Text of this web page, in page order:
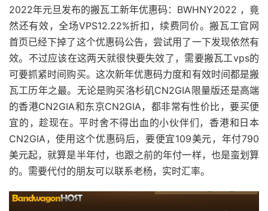
2022年元旦发布的搬瓦工新年优惠码：BWHNY2022 ，竟
然还有效，全场VPS12.22%折扣，续费同价。搬瓦工官网
首页已经下掉了这个优惠码公告，尝试用了一下发现依然有
效。不过应该在这两天就很快要失效了，需要搬瓦工vps的
可要抓紧时间购买。这次新年优惠码力度和有效时间都是搬
瓦工历年之最。无论是购买洛杉矶CN2GIA限量版还是高端
的香港CN2GIA和东京CN2GIA，都非常有性价比，要买便
宜的，趁现在。平时舍不得出血的小伙伴们，香港和日本
CN2GIA，使用这个优惠码后，要便宜109美元，年付790
美元起，就算是半年付，也跟之前的年付一样，也是蛮划算
的。需要代付的朋友可以联系老杨，实时汇率。